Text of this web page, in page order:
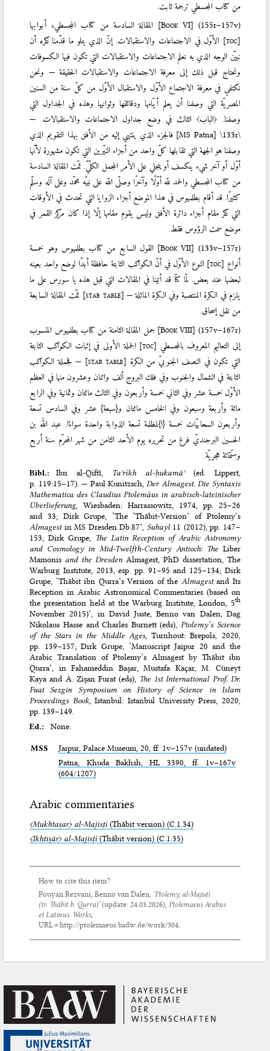
من كتاب المجسطي ترجمة ثابت.
[Book VI] (155r–157v)
المقالة السادسة من كتاب المجسطي، أبوابها
[toc] الأوّل في الاجتماعات والاستقبالات. إنّ الذي يتلو ما قدّمنا ذكره أن
نبيّن الوجه الذي به نعلم الاجتماعات والاستقبالات التي تكون فيها الكسوفات
ونحتاج قبل ذلك إلى معرفة الاجتماعات والاستقبالات الحقيقة — ونحن
نكتفي في معرفة الاجتماع الأوّل والاستقبال الأوّل من كلّ سنة من السنين
المصريّة التي وصفنا أن يعلم أيّامها ودقائقها وثوانيها وهذه في الجداول التي
وصفنا. 〈الباب〉 الثالث في وضع جداول الاجتماعات والاستقبالات. —
[MS Patna] \133r\
فالجزء الذي ينتهي إليه من الأفق بهذا التقويم الذي
وصفنا هو الجهة التي تقابلها كلّ واحد من أجزاء النيّرين التي تكون مشهورة لأنّها
أوّل أو آخر شيء ينكسف أو ينجلي على الأمر المجمل الكلّيّ. تمّت المقالة السادسة
من كتاب المجسطي والحمد للّه أوّلًا وآخرًا وصلّى اللّه على نبيّه محمّد وعلى آله وسلّم
كثيرًا. قد أقام بطلميوس في هذا الموضع أجزاء الزوايا التي تحدث في الأوقات
التي ذكر مقام أجزاء دائرة الأفق وليس يقوم مقامها إلّا إذا كان مركز القمر في
موضع سمت الرؤوس فقط.
[Book VII] (133v–157r)
القول السابع من كتاب بطلميوس وهو خمسة
أنواع [toc] النوع الأوّل في أنّ الكواكب الثابتة حافظة أبدًا لوضع واحد بعينه
لبعضها عند بعض. لمّا كنّا قد أتينا في المقالات التي قبل هذه يا سورس على ما
يلزم في الكرة المنتصبة وفي الكرة المائلة — [star table] تمّت المقالة السابعة
من نقل إسحاق.
[Book VIII] (157v–167r)
جمل المقالة الثامنة من كتاب بطلميوس المنسوب
إلى التعاليم المعروف بالمجسطي [toc] الجملة الأولى في إثبات الكواكب الثابتة
التي تكون في النصف الجنوبيّ من الكرة [star table] — فجملة الكواكب
الثابتة في الشمال والجنوب وفي فلك البروج ألف واثنان وعشرون منها في العظم
الأوّل خمسة عشر وفي الثاني خمسة وأربعون وفي الثالث مائتان وثمانية وفي الرابع
مائة وأربعة وسبعون وفي الخامس مائتان و{سبعة} عشر وفي السادس تسعة
وأربعون السحابيّات خمسة {ا}لمظلمة تسعة الذوابة واحدة سواءًا. عبد الله بن
الحسين البرجنديّ فرغ من تحريره يوم الأحد الثامن من شهر المحرّم سنة أربع
وستّمائة هجريّة.
Bibl.:Ibn al-Qifṭī, Taʾrīkh al-ḥukamāʾ(ed. Lippert,
p. 119:15–17). — Paul Kunitzsch, Der Almagest. Die Syntaxis
Mathematica des Claudius Ptolemäus in arabisch-lateinischer
Überlieferung, Wiesbaden: Harrassowitz, 1974, pp. 25–26
and 33; Dirk Grupe, ‘The ‘Thābit-Version’ of Ptolemy’s
Almagestin MS Dresden Db.87’, Suhayl11 (2012), pp. 147–
153;Dirk Grupe, The Latin Reception of Arabic Astronomy
and Cosmology in Mid-Twelfth-Century Antioch: The Liber
Mamonis and the Dresden Almagest, PhD dissertation, The
Warburg Institute, 2013 , esp. pp. 91–95 and 125–134; Dirk
Grupe, ‘Thābit ibn Qurra’s Version of the Almagestand Its
Reception in Arabic Astronomical Commentaries (based on
the presentation held at the Warburg Institute, London, 5th
November 2015)’, in David Juste, Benno van Dalen, Dag
Nikolaus Hasse and Charles Burnett (eds), Ptolemy’s Science
of the Stars in the Middle Ages, Turnhout: Brepols, 2020,
pp. 139–157;Dirk Grupe, ‘Manuscript Jaipur 20 and the
Arabic Translation of Ptolemy’s Almagest by Thābit ibn
Qurra’, in Fahameddin Başar, Mustafa Kaçar, M. Cüneyt
Kaya and A. Zişan Furat (eds), The 1st International Prof. Dr.
Fuat Sezgin Symposium on History of Science in Islam
Proceedings Book, Istanbul: Istanbul University Press, 2020,
pp. 139–149
Ed.:None.
MSS Jaipur,Palace Museum, 20, ff. 1v–157v (undated)
Patna, Khuda Bakhsh , HL 3390, ff. 1v–167v
(604/1207)
Arabic commentaries
〈Mukhtaṣar〉 al-Majisṭī(Thābit version) (C.1.34)
〈Ikhtiṣār〉 al-Majisṭī(Thābit version) (C.1.35)
How to cite this item?
Pouyan Rezvani, Benno van Dalen,
‘Ptolemy, al-Majisṭī
(tr. Thābit b. Qurra)’(update: 24.03.2026), Ptolemaeus Arabus
et Latinus. Works,
URL = http://ptolemaeus.badw.de/work/304.